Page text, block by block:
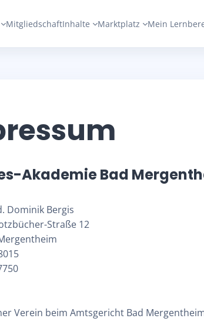
MitgliedschaftInhalte Marktplatz Mein
Akademie Bad
Dominik Bergis
Straße 12
Verein beim Amtsgericht Bad